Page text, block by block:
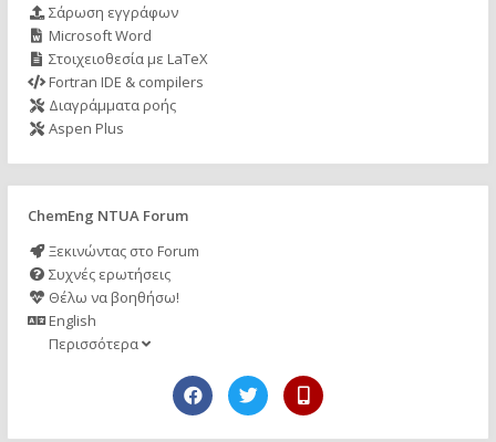
Σάρωση εγγράφων
Microsoft Word
Στοιχειοθεσία με LaTeX
Fortran IDE & compilers
Διαγράμματα ροής
Aspen Plus
ChemEng NTUA Forum
Ξεκινώντας στο Forum
Συχνές ερωτήσεις
Θέλω να βοηθήσω!
English
Περισσότερα